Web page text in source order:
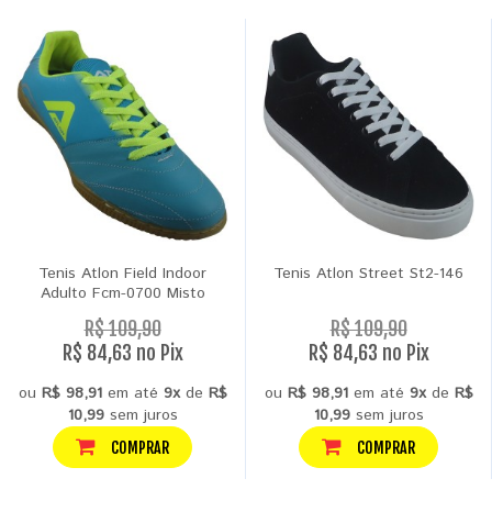
Tenis Atlon Field Indoor
Adulto Fcm-0700 Misto
R$ 109,90
R$ 84,63 no Pix
ou R$ 98,91em até 9xde R$
10,99sem juros
COMPRAR
Tenis Atlon Street St2-146
R$ 109,90
R$ 84,63 no Pix
ou R$ 98,91em até 9xde R$
10,99sem juros
COMPRAR